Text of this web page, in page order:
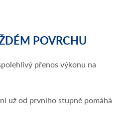
POVRCHU
přenos výkonu na
už od prvního stupně pomáhá